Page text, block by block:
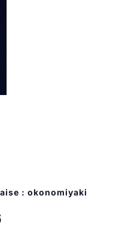
: okonomiyaki